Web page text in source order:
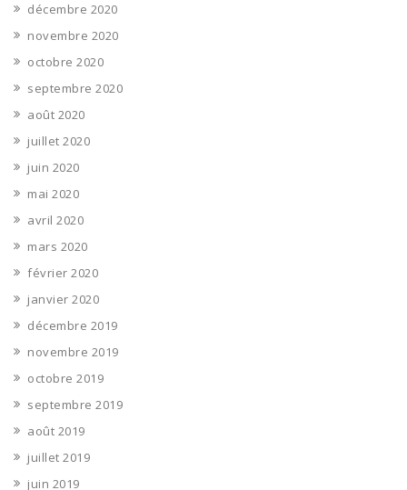
décembre 2020
novembre 2020
octobre 2020
septembre 2020
août 2020
juillet 2020
juin 2020
mai 2020
avril 2020
mars 2020
février 2020
janvier 2020
décembre 2019
novembre 2019
octobre 2019
septembre 2019
août 2019
juillet 2019
juin 2019